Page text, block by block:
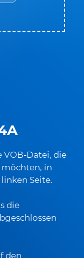
VOB-Datei, die
möchten, in
Seite.
die
den